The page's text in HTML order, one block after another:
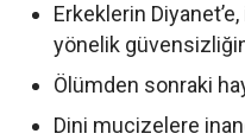
Erkeklerin
yönelik
Ölümden sonraki
Dini mucizelere